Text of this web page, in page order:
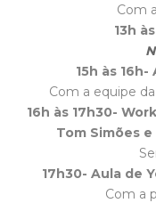
Com
13h
15h às
Com a equipe
16h às 17h30-
Tom Simões
17h30- Aula de
Com a